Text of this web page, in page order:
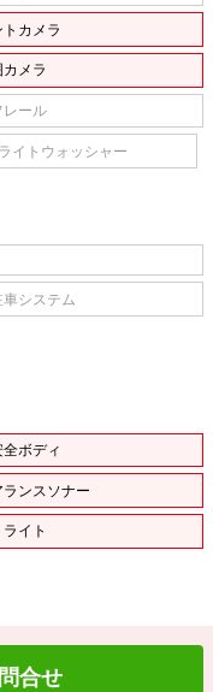
トカメラ
メラ
レール
イトウォッシャー
車システム
ボディ
ランスソナー
イト
合せ